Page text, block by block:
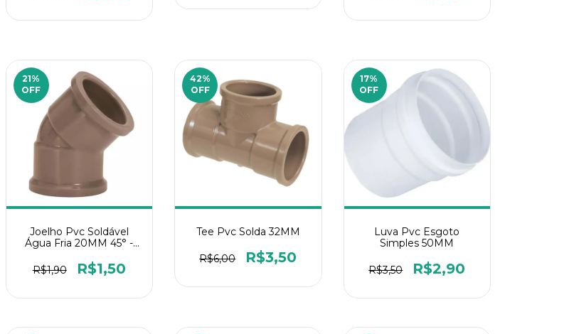
21%
OFF
Joelho Pvc Soldável
Água Fria 20MM 45° -
R$1,90
R$1,50
42%
OFF
Tee Pvc Solda 32MM
R$6,00 R$3,50
17%
OFF
Luva Pvc Esgoto
Simples 50MM
R$3,50 R$2,90